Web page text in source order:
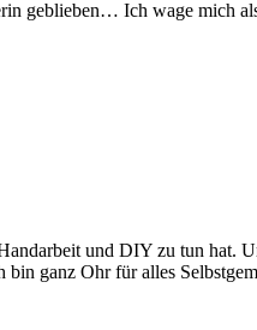
geblieben… Ich wage mich
und DIY zu tun hat.
ganz Ohr für alles